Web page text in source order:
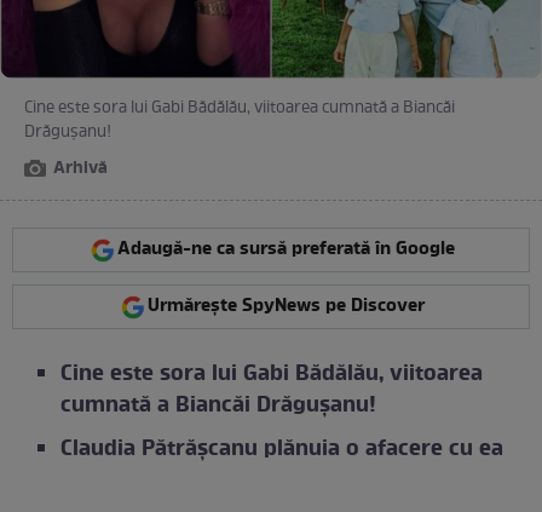
Cine este sora lui Gabi Bădălău, viitoarea cumnată a Biancăi
Drăgușanu!
Arhivă
Adaugă-ne ca sursă preferată în Google
Urmărește SpyNews pe Discover
Cine este sora lui Gabi Bădălău, viitoarea
cumnată a Biancăi Drăgușanu!
Claudia Pătrășcanu plănuia o afacere cu ea